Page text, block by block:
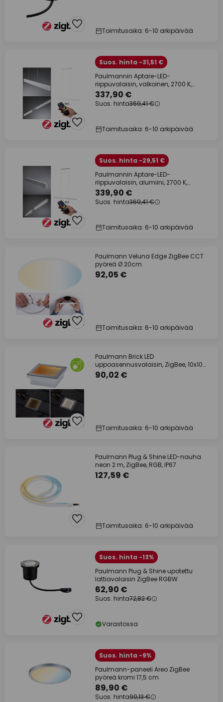
Toimitusaika: 6-10 arkipäivää
Suos. hinta -31,51 €
Paulmannin Aptare-LED-
riippuvalaisin, valkoinen, 2700 K,
älyvalaisin,
337,90 €
Suos. hinta369,41 €
Toimitusaika: 6-10 arkipäivää
Suos. hinta -29,51 €
Paulmannin Aptare-LED-
riippuvalaisin, alumiini, 2700 K,
älyvalaisin,
339,90 €
Suos. hinta369,41 €
Toimitusaika: 6-10 arkipäivää
Paulmann Veluna Edge ZigBee CCT
pyöreä Ø 20cm
92,05 €
Toimitusaika: 6-10 arkipäivää
Paulmann Brick LED
uppoasennusvalaisin, ZigBee, 10x10
cm
90,02 €
Toimitusaika: 6-10 arkipäivää
Paulmann Plug & Shine LED-nauha
neon 2 m, ZigBee, RGB, IP67
127,59 €
Toimitusaika: 6-10 arkipäivää
Suos. hinta -13%
Paulmann Plug & Shine upotettu
lattiavalaisin ZigBee RGBW
62,90 €
Suos. hinta72,82 €
Varastossa
Suos. hinta -9%
Paulmann-paneeli Areo ZigBee
pyöreä kromi 17,5 cm
89,90 €
Suos. hinta99,13 €